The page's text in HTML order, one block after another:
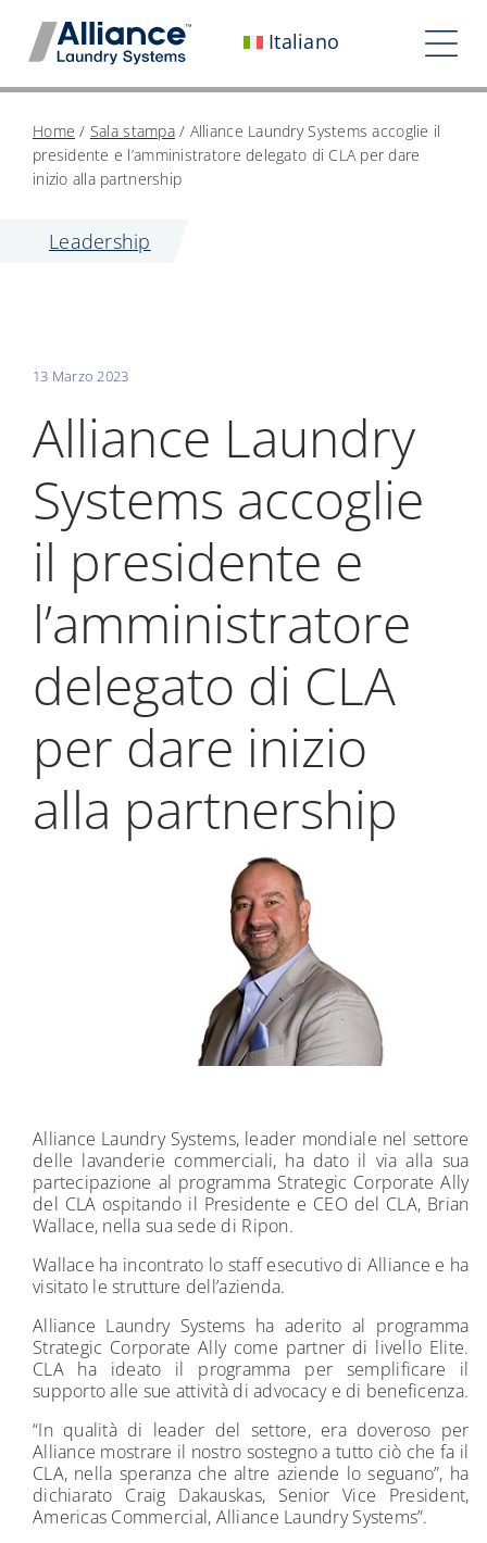
Italiano
Lavora con noi
Contattaci
My Alliance
Home / Sala stampa/ Alliance Laundry Systems accoglie il
presidente e l’amministratore delegato di CLA per dare
inizio alla partnership
Leadership
13 Marzo 2023
Alliance Laundry
Systems accoglie
il presidente e
l’amministratore
delegato di CLA
per dare inizio
alla partnership
Alliance Laundry Systems, leader mondiale nel settore
delle lavanderie commerciali, ha dato il via alla sua
partecipazione al programma Strategic Corporate Ally
del CLA ospitando il Presidente e CEO del CLA, Brian
Wallace, nella sua sede di Ripon.
Wallace ha incontrato lo staff esecutivo di Alliance e ha
visitato le strutture dell’azienda.
Alliance Laundry Systems ha aderito al programma
Strategic Corporate Ally come partner di livello Elite.
CLA ha ideato il programma per semplificare il
supporto alle sue attività di advocacy e di beneficenza.
“In qualità di leader del settore, era doveroso per
Alliance mostrare il nostro sostegno a tutto ciò che fa il
CLA, nella speranza che altre aziende lo seguano”, ha
dichiarato Craig Dakauskas, Senior Vice President,
Americas Commercial, Alliance Laundry Systems”.